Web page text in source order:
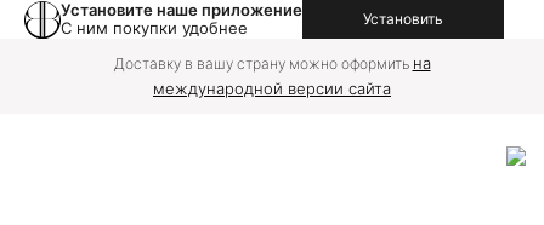
Установите наше приложение
С ним покупки удобнее
Установить
Доставку в вашу страну можно оформить на
международной версии сайта